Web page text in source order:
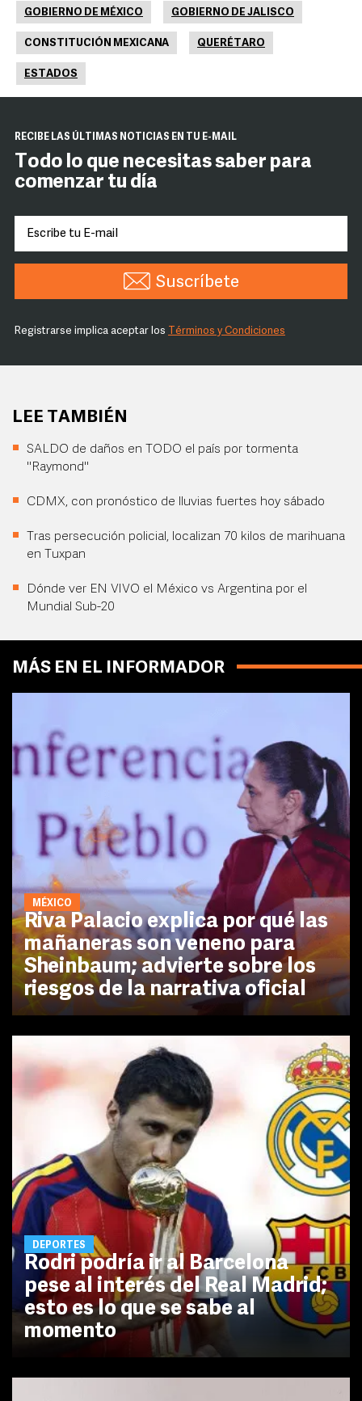
GOBIERNO DE MÉXICO GOBIERNO DE JALISCO
CONSTITUCIÓN MEXICANA QUERÉTARO
ESTADOS
RECIBE LAS ÚLTIMAS NOTICIAS EN TU E-MAIL
Todo lo que necesitas saber para
comenzar tu día
Suscríbete
Registrarse implica aceptar los Términos y Condiciones
LEE TAMBIÉN
SALDO de daños en TODO el país por tormenta
"Raymond"
CDMX, con pronóstico de lluvias fuertes hoy sábado
Tras persecución policial, localizan 70 kilos de marihuana
en Tuxpan
Dónde ver EN VIVO el México vs Argentina por el
Mundial Sub-20
MÁS EN EL INFORMADOR
MÉXICO
Riva Palacio explica por qué las
mañaneras son veneno para
Sheinbaum; advierte sobre los
riesgos de la narrativa oficial
DEPORTES
Rodri podría ir al Barcelona
pese al interés del Real Madrid;
esto es lo que se sabe al
momento